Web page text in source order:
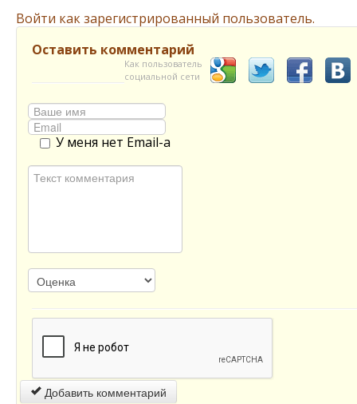
Войти как зарегистрированный пользователь.
Оставить комментарий
Как пользователь
социальной сети
У меня нет Email-а
Добавить комментарий